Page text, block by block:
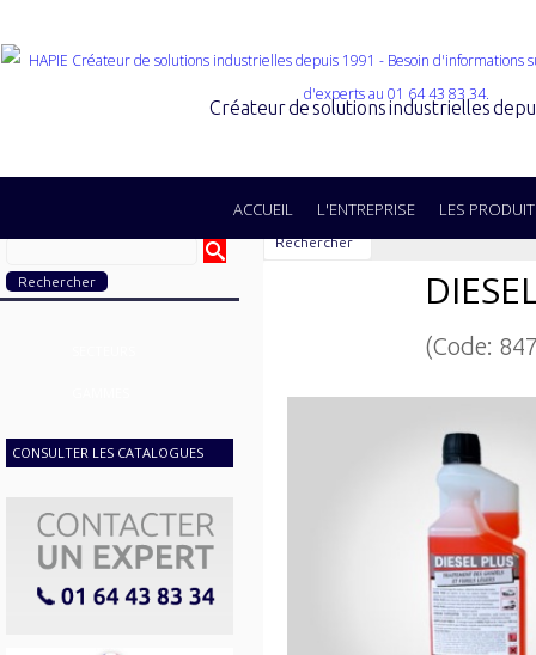
Créateur de solutions industrielles
ACCUEIL L'ENTREPRISE LES
CONSULTER LES CATALOGUES
Rechercher
(Code: